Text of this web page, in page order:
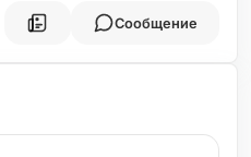
Сообщение